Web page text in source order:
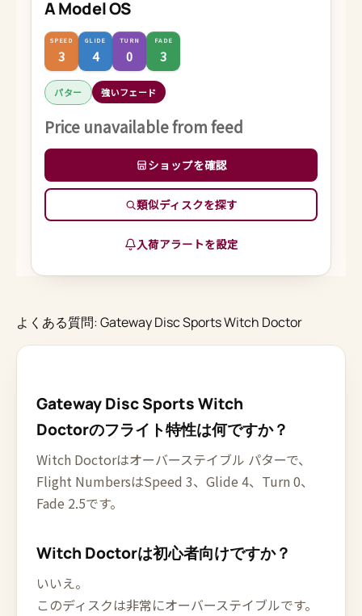
A Model OS
SPEED
3
GLIDE
4
TURN
0
FADE
3
パター 強いフェード
Price unavailable from feed
ショップを確認
類似ディスクを探す
入荷アラートを設定
よくある質問: Gateway Disc Sports Witch Doctor
Gateway Disc Sports Witch
Doctorのフライト特性は何ですか？
Witch Doctorはオーバーステイブル パターで、
Flight NumbersはSpeed 3、Glide 4、Turn 0、
Fade 2.5です。
Witch Doctorは初心者向けですか？
いいえ。
このディスクは非常にオーバーステイブルです。